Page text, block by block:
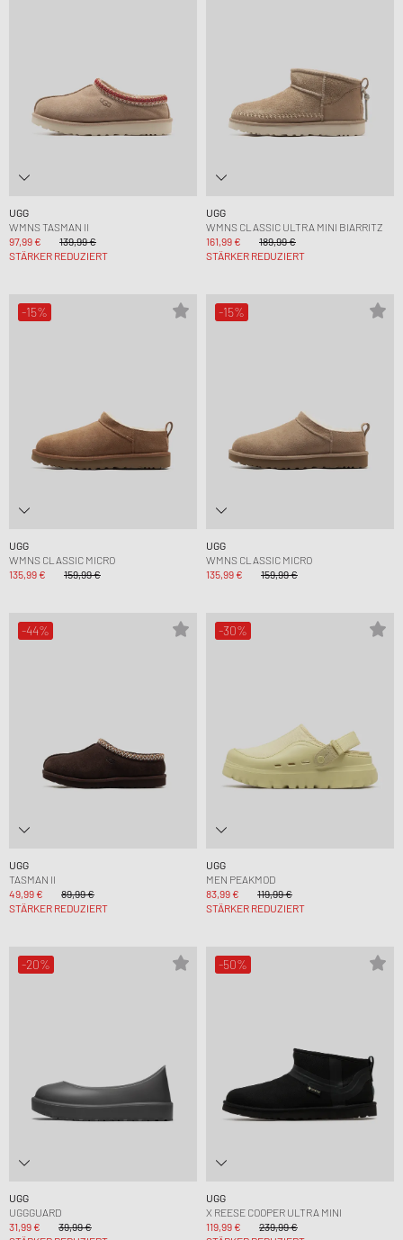
UGG
WMNS TASMAN II
97,99 €
139,99 €
STÄRKER REDUZIERT
UGG
WMNS CLASSIC ULTRA MINI BIARRITZ
161,99 €
189,99 €
STÄRKER REDUZIERT
-15%
UGG
WMNS CLASSIC MICRO
135,99 €
159,99 €
-15%
UGG
WMNS CLASSIC MICRO
135,99 €
159,99 €
-44%
UGG
TASMAN II
49,99 €
89,99 €
STÄRKER REDUZIERT
-30%
UGG
MEN PEAKMOD
83,99 €
119,99 €
STÄRKER REDUZIERT
-20%
UGG
UGGGUARD
31,99 €
39,99 €
-50%
UGG
X REESE COOPER ULTRA MINI
119,99 €
239,99 €